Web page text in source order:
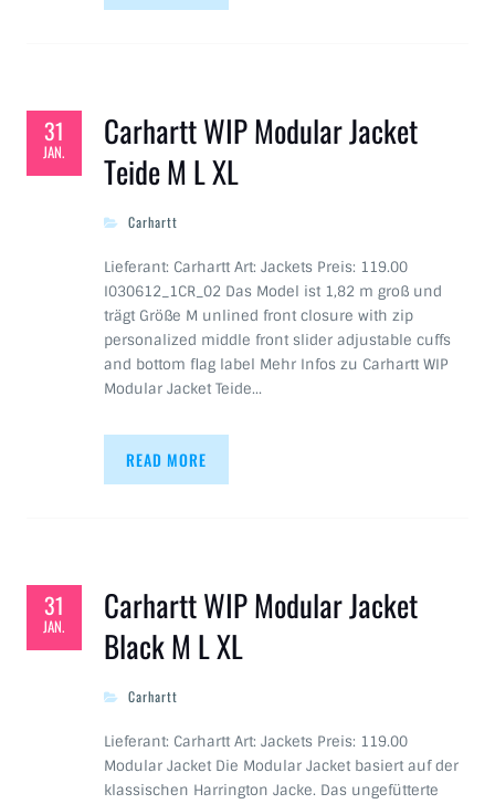
31
JAN.
Carhartt WIP Modular Jacket
Teide M L XL
Carhartt
Lieferant: Carhartt Art: Jackets Preis: 119.00
I030612_1CR_02 Das Model ist 1,82 m groß und
trägt Größe M unlined front closure with zip
personalized middle front slider adjustable cuffs
and bottom flag label Mehr Infos zu Carhartt WIP
Modular Jacket Teide…
READ MORE
31
JAN.
Carhartt WIP Modular Jacket
Black M L XL
Carhartt
Lieferant: Carhartt Art: Jackets Preis: 119.00
Modular Jacket Die Modular Jacket basiert auf der
klassischen Harrington Jacke. Das ungefütterte